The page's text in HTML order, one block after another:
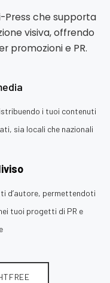
Press che supporta
visiva,offrendo
promozioni e PR.
i tuoi contenuti
sia locali che nazionali
d’autore, permettendoti
tuoi progetti di PR e